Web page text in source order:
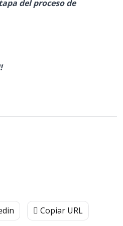
del proceso de
Copiar URL